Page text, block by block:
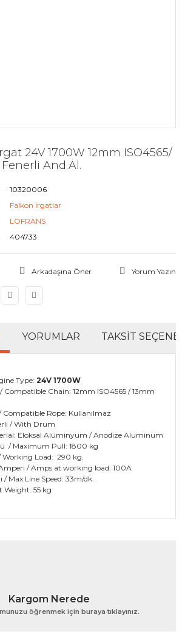
24V 1700W 12mm ISO4565/
And.Al.
10320006
Falkon Irgatlar
LOFRANS
404733
Arkadaşına Öner Yorum Yazın
YORUMLAR TAKSIT
Type: 24V 1700W
Compatible Chain: 12mm ISO4565 / 13mm
Rope: Kullanılmaz
/ With Drum
Eloksal Alüminyum / Anodize Aluminum
/ Maximum Pull: 1800 kg
Working Load: 290 kg.
/ Amps at working load: 100A
/ Max Line Speed: 33m/dk.
Weight: 55 kg
bilgisi, resim, ürün açıklamalarında ve
eksik bilgiler bulunuyor.
Kargom Nerede
öğrenmek için buraya tıklayınız.